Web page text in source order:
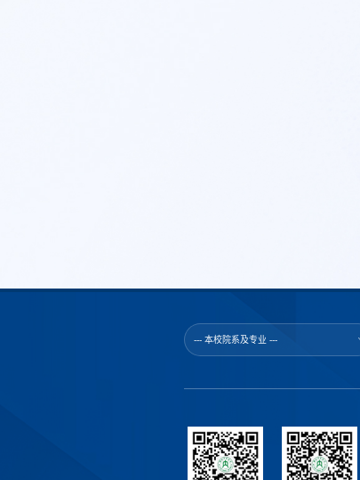
--- 本校院系及专业 ---